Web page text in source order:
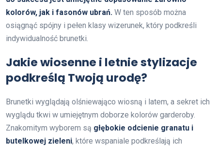
kolorów, jak i fasonów ubrań. W ten sposób można
osiągnąć spójny i pełen klasy wizerunek, który podkreśli
indywidualność brunetki.
Jakie wiosenne i letnie stylizacje
podkreślą Twoją urodę?
Brunetki wyglądają olśniewająco wiosną i latem, a sekret ich
wyglądu tkwi w umiejętnym doborze kolorów garderoby.
Znakomitym wyborem są głębokie odcienie granatu i
butelkowej zieleni, które wspaniale podkreślają ich